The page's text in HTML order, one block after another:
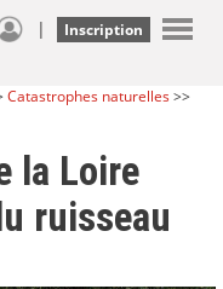
| Inscription
Catastrophes naturelles>>
la Loire
ruisseau